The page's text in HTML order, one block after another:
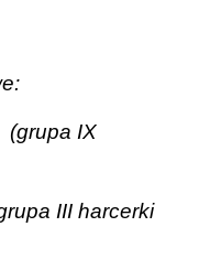
(grupa IX
III harcerki